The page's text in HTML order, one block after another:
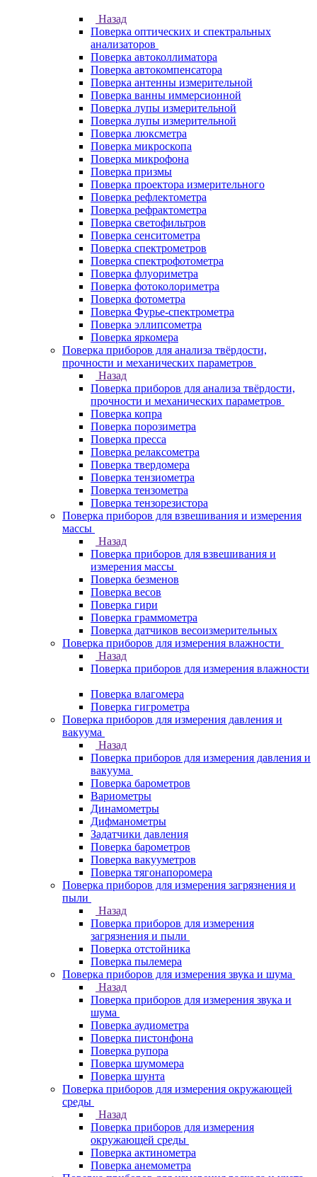
Назад
Поверка оптических и спектральных
анализаторов
Поверка автоколлиматора
Поверка автокомпенсатора
Поверка антенны измерительной
Поверка ванны иммерсионной
Поверка лупы измерительной
Поверка лупы измерительной
Поверка люксметра
Поверка микроскопа
Поверка микрофона
Поверка призмы
Поверка проектора измерительного
Поверка рефлектометра
Поверка рефрактометра
Поверка светофильтров
Поверка сенситометра
Поверка спектрометров
Поверка спектрофотометра
Поверка флуориметра
Поверка фотоколориметра
Поверка фотометра
Поверка Фурье-спектрометра
Поверка эллипсометра
Поверка яркомера
Поверка приборов для анализа твёрдости,
прочности и механических параметров
Назад
Поверка приборов для анализа твёрдости,
прочности и механических параметров
Поверка копра
Поверка порозиметра
Поверка пресса
Поверка релаксометра
Поверка твердомера
Поверка тензиометра
Поверка тензометра
Поверка тензорезистора
Поверка приборов для взвешивания и измерения
массы
Назад
Поверка приборов для взвешивания и
измерения массы
Поверка безменов
Поверка весов
Поверка гири
Поверка граммометра
Поверка датчиков весоизмерительных
Поверка приборов для измерения влажности
Назад
Поверка приборов для измерения влажности
Поверка влагомера
Поверка гигрометра
Поверка приборов для измерения давления и
вакуума
Назад
Поверка приборов для измерения давления и
вакуума
Поверка барометров
Вариометры
Динамометры
Дифманометры
Задатчики давления
Поверка барометров
Поверка вакууметров
Поверка тягонапоромера
Поверка приборов для измерения загрязнения и
пыли
Назад
Поверка приборов для измерения
загрязнения и пыли
Поверка отстойника
Поверка пылемера
Поверка приборов для измерения звука и шума
Назад
Поверка приборов для измерения звука и
шума
Поверка аудиометра
Поверка пистонфона
Поверка рупора
Поверка шумомера
Поверка шунта
Поверка приборов для измерения окружающей
среды
Назад
Поверка приборов для измерения
окружающей среды
Поверка актинометра
Поверка анемометра